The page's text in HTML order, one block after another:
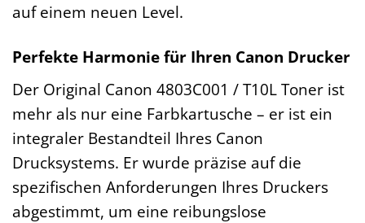
auf einem neuen Level.
Perfekte Harmonie für Ihren Canon Drucker
Der Original Canon 4803C001 / T10L Toner ist
mehr als nur eine Farbkartusche – er ist ein
integraler Bestandteil Ihres Canon
Drucksystems. Er wurde präzise auf die
spezifischen Anforderungen Ihres Druckers
abgestimmt, um eine reibungslose